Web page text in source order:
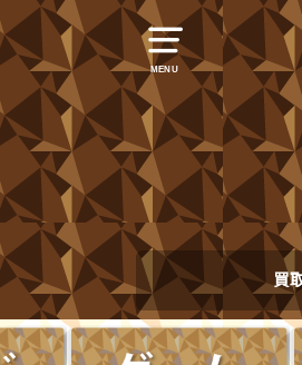
MENU
買